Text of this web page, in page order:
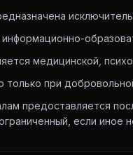
медицинской,
только при
предоставляется
если иное